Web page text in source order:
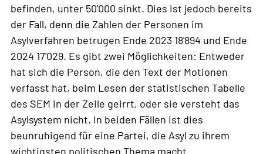
befinden, unter 50'000 sinkt. Dies ist jedoch bereits
der Fall, denn die Zahlen der Personen im
Asylverfahren betrugen Ende 2023 18'894 und Ende
2024 17'029. Es gibt zwei Möglichkeiten: Entweder
hat sich die Person, die den Text der Motionen
verfasst hat, beim Lesen der statistischen Tabelle
des SEM in der Zeile geirrt, oder sie versteht das
Asylsystem nicht. In beiden Fällen ist dies
beunruhigend für eine Partei, die Asyl zu ihrem
wichtigsten politischen Thema macht.